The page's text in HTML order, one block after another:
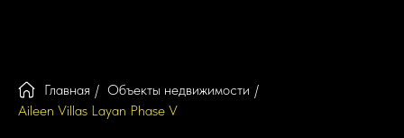
Главная / Объекты недвижимости /
Aileen Villas Layan Phase V